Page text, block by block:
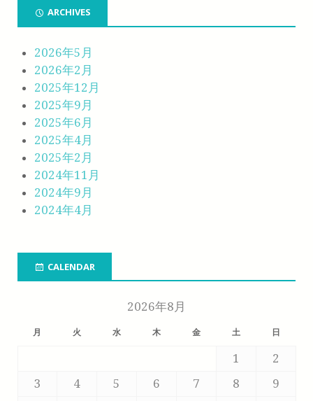
ARCHIVES
2026年5月
2026年2月
2025年12月
2025年9月
2025年6月
2025年4月
2025年2月
2024年11月
2024年9月
2024年4月
CALENDAR
2026年8月
月 火 水 木 金 土 日
1
2
3
4 5 6 7 8
9